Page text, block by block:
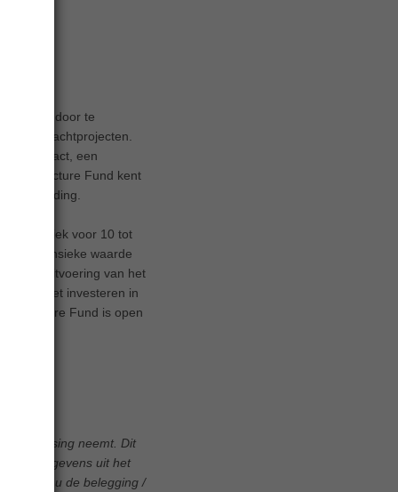
Europa door te
waterkrachtprojecten.
impact, een
Infrastructure Fund kent
specifiek voor 10 tot
de intrinsieke waarde
de uitvoering van het
is in het investeren in
Fund is open
neemt. Dit
van gegevens uit het
lang u de belegging /